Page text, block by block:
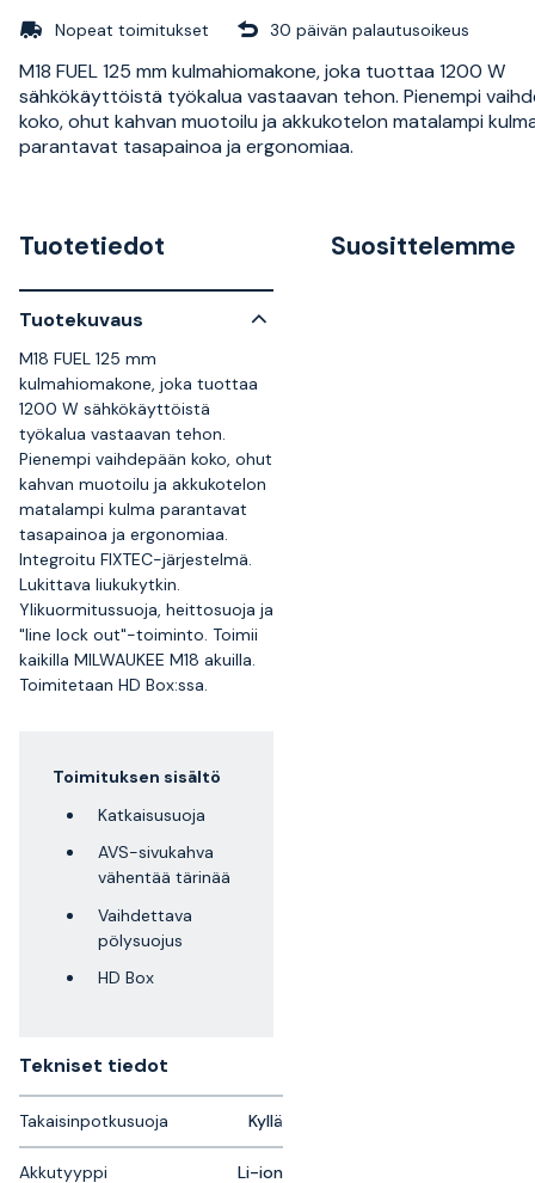
Nopeat toimitukset 30 päivän palautusoikeus
M18 FUEL 125 mm kulmahiomakone, joka tuottaa 1200 W
sähkökäyttöistä työkalua vastaavan tehon. Pienempi
koko, ohut kahvan muotoilu ja akkukotelon matalampi
parantavat tasapainoa ja ergonomiaa.
Tuotetiedot
Tuotekuvaus
M18 FUEL 125 mm
kulmahiomakone, joka tuottaa
1200 W sähkökäyttöistä
työkalua vastaavan tehon.
Pienempi vaihdepään koko, ohut
kahvan muotoilu ja akkukotelon
matalampi kulma parantavat
tasapainoa ja ergonomiaa.
Integroitu FIXTEC-järjestelmä.
Lukittava liukukytkin.
Ylikuormitussuoja, heittosuoja ja
"line lock out"-toiminto. Toimii
kaikilla MILWAUKEE M18 akuilla.
Toimitetaan HD Box:ssa.
Toimituksen sisältö
Katkaisusuoja
AVS-sivukahva
vähentää tärinää
Vaihdettava
pölysuojus
HD Box
Tekniset tiedot
Takaisinpotkusuoja Kyllä
Akkutyyppi Li-ion
Suosittelemme